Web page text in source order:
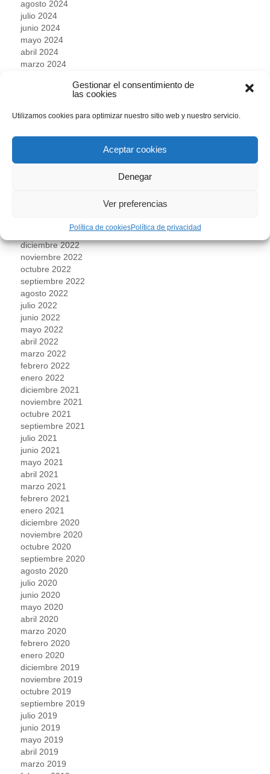
Gestionar el consentimiento de
las cookies
Utilizamos cookies para optimizar nuestro sitio web y nuestro servicio.
Aceptar cookies
Denegar
Ver preferencias
Política de cookiesPolítica de privacidad
agosto 2024
julio 2024
junio 2024
mayo 2024
abril 2024
marzo 2024
diciembre 2023
noviembre 2023
septiembre 2023
diciembre 2022
noviembre 2022
octubre 2022
septiembre 2022
agosto 2022
julio 2022
junio 2022
mayo 2022
abril 2022
marzo 2022
febrero 2022
enero 2022
diciembre 2021
noviembre 2021
octubre 2021
septiembre 2021
julio 2021
junio 2021
mayo 2021
abril 2021
marzo 2021
febrero 2021
enero 2021
diciembre 2020
noviembre 2020
octubre 2020
septiembre 2020
agosto 2020
julio 2020
junio 2020
mayo 2020
abril 2020
marzo 2020
febrero 2020
enero 2020
diciembre 2019
noviembre 2019
octubre 2019
septiembre 2019
julio 2019
junio 2019
mayo 2019
abril 2019
marzo 2019